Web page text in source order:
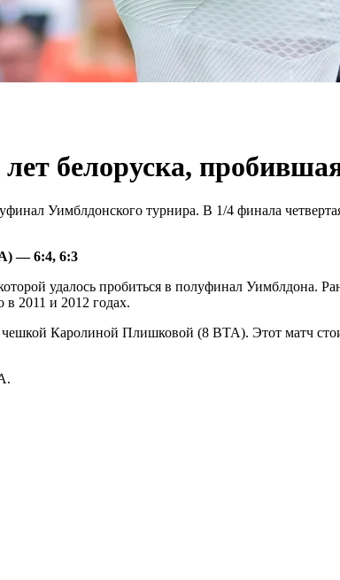
белоруска,
Уимблдонского турнира. В 1/4 финала
— 6:4, 6:3
удалось пробиться в полуфинал
2011 и 2012 годах.
Каролиной Плишковой (8 ВТА). Этот матч